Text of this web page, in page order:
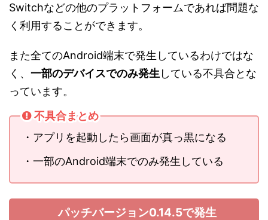
Switchなどの他のプラットフォームであれば問題な
く利用することができます。
また全てのAndroid端末で発生しているわけではな
く、 一部のデバイスでのみ発生 している不具合とな
っています。
不具合まとめ
・アプリを起動したら画面が真っ黒になる
・一部のAndroid端末でのみ発生している
パッチバージョン0.14.5で発生